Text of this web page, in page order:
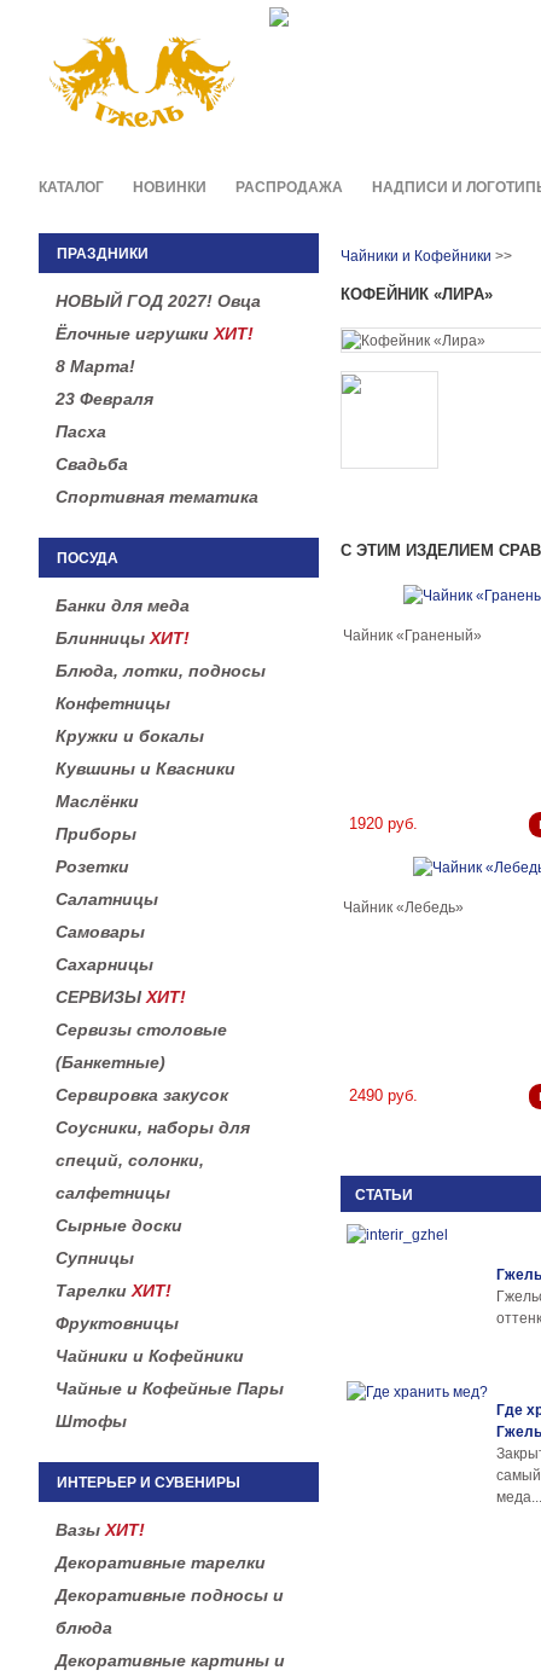
КАТАЛОГ НОВИНКИ РАСПРОДАЖА НАДПИСИ И
ПРАЗДНИКИ
НОВЫЙ ГОД 2027! Овца
Ёлочные игрушки ХИТ!
8 Марта!
23 Февраля
Пасха
Свадьба
Спортивная тематика
ПОСУДА
Банки для меда
Блинницы ХИТ!
Блюда, лотки, подносы
Конфетницы
Кружки и бокалы
Кувшины и Квасники
Маслёнки
Приборы
Розетки
Салатницы
Самовары
Сахарницы
СЕРВИЗЫ ХИТ!
Сервизы столовые
(Банкетные)
Сервировка закусок
Соусники, наборы для
специй, солонки,
салфетницы
Сырные доски
Супницы
Тарелки ХИТ!
Фруктовницы
Чайники и Кофейники
Чайные и Кофейные Пары
Штофы
ИНТЕРЬЕР И СУВЕНИРЫ
Вазы ХИТ!
Декоративные тарелки
Декоративные подносы и
блюда
Декоративные картины и
Чайники и Кофейники >>
КОФЕЙНИК «ЛИРА»
С ЭТИМ ИЗДЕЛИЕМ
Чайник «Граненый»
1920 руб.
Чайник «Лебедь»
2490 руб.
СТАТЬИ
Где
Гжель
меда...